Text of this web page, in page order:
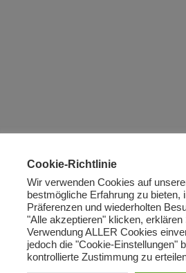
Cookie-Richtlinie
Wir verwenden Cookies auf
bestmögliche Erfahrung zu bieten,
Präferenzen und wiederholten
"Alle akzeptieren" klicken,
Verwendung ALLER Cookies
jedoch die "Cookie-Einstellungen"
kontrollierte Zustimmung zu